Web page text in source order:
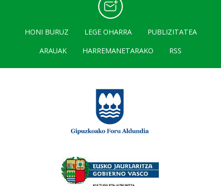
HONI BURUZ LEGE OHARRA
PUBLIZITATEA
ARAUAK
HARREMANETARAKO RSS